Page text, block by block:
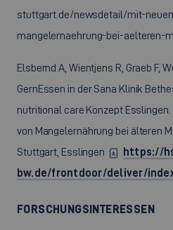
stuttgart.de/newsdetail/mit-
mangelernaehrung-bei-aelteren-
Elsbernd A, Wientjens R, Graeb F,
GernEssen in der Sana Klinik
nutritional care Konzept Esslingen.
von Mangelernährung bei älteren
Stuttgart, Esslingen
https://
bw.de/frontdoor/deliver/
FORSCHUNGSINTERESSEN